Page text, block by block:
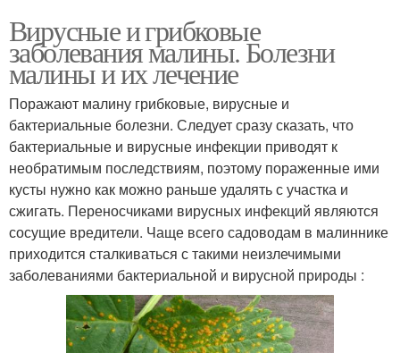
Вирусные и грибковые
заболевания малины. Болезни
малины и их лечение
Поражают малину грибковые, вирусные и
бактериальные болезни. Следует сразу сказать, что
бактериальные и вирусные инфекции приводят к
необратимым последствиям, поэтому пораженные ими
кусты нужно как можно раньше удалять с участка и
сжигать. Переносчиками вирусных инфекций являются
сосущие вредители. Чаще всего садоводам в малиннике
приходится сталкиваться с такими неизлечимыми
заболеваниями бактериальной и вирусной природы :